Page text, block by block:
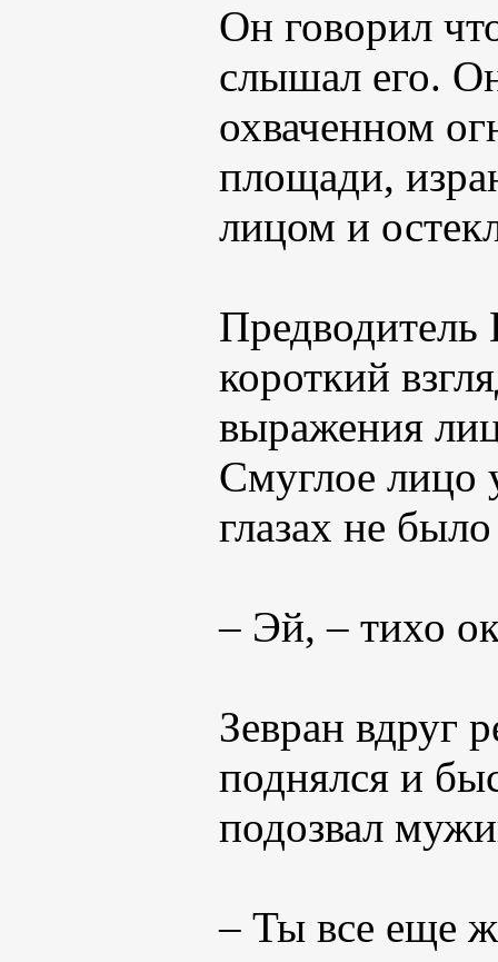
Он говорил
слышал его.
охваченном
площади,
лицом и
Предводитель
короткий
выражения
Смуглое лицо
глазах не
– Эй, – тихо
Зевран вдруг
поднялся и
подозвал
– Ты все еще